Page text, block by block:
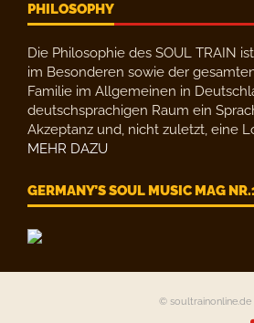
PHILOSOPHY
Die Philosophie des SOUL TRAIN
im Besonderen sowie der
Familie im Allgemeinen in
deutschsprachigen Raum ein
Akzeptanz und, nicht zuletzt, eine
MEHR DAZU
GERMANY’S SOUL MUSIC MAG
© soultrainonline.de